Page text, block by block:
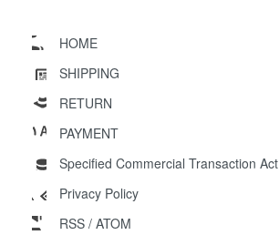
HOME
SHIPPING
RETURN
PAYMENT
Specified Commercial Transaction Act
Privacy Policy
RSS / ATOM